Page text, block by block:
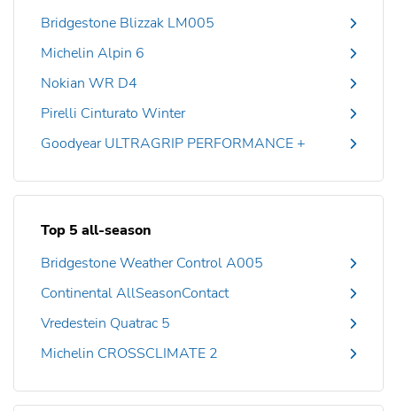
Bridgestone Blizzak LM005
Michelin Alpin 6
Nokian WR D4
Pirelli Cinturato Winter
Goodyear ULTRAGRIP PERFORMANCE +
Top 5 all-season
Bridgestone Weather Control A005
Continental AllSeasonContact
Vredestein Quatrac 5
Michelin CROSSCLIMATE 2